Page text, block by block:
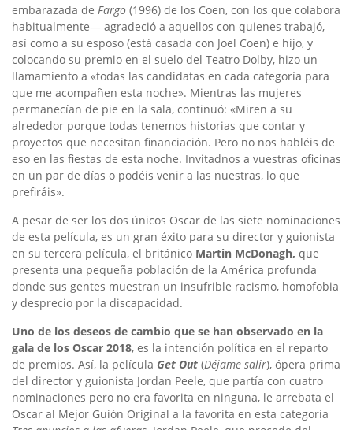
embarazada de Fargo (1996) de los Coen, con los que colabora
habitualmente— agradeció a aquellos con quienes trabajó,
así como a su esposo (está casada con Joel Coen) e hijo, y
colocando su premio en el suelo del Teatro Dolby, hizo un
llamamiento a «todas las candidatas en cada categoría para
que me acompañen esta noche». Mientras las mujeres
permanecían de pie en la sala, continuó: «Miren a su
alrededor porque todas tenemos historias que contar y
proyectos que necesitan financiación. Pero no nos habléis de
eso en las fiestas de esta noche. Invitadnos a vuestras oficinas
en un par de días o podéis venir a las nuestras, lo que
prefiráis».
A pesar de ser los dos únicos Oscar de las siete nominaciones
de esta película, es un gran éxito para su director y guionista
en su tercera película, el británico Martin McDonagh, que
presenta una pequeña población de la América profunda
donde sus gentes muestran un insufrible racismo, homofobia
y desprecio por la discapacidad.
Uno de los deseos de cambio que se han observado en la
gala de los Oscar 2018, es la intención política en el reparto
de premios. Así, la película Get Out (Déjame salir), ópera prima
del director y guionista Jordan Peele, que partía con cuatro
nominaciones pero no era favorita en ninguna, le arrebata el
Oscar al Mejor Guión Original a la favorita en esta categoría